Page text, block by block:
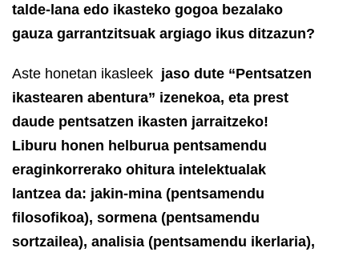
talde-lana edo ikasteko gogoa bezalako
gauza garrantzitsuak argiago ikus ditzazun?
Aste honetan ikasleek jaso dute “Pentsatzen
ikastearen abentura” izenekoa, eta prest
daude pentsatzen ikasten jarraitzeko!
Liburu honen helburua pentsamendu
eraginkorrerako ohitura intelektualak
lantzea da: jakin-mina (pentsamendu
filosofikoa), sormena (pentsamendu
sortzailea), analisia (pentsamendu ikerlaria),